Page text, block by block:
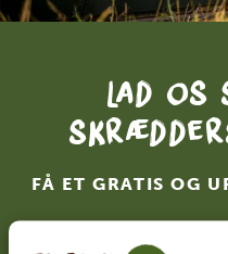
Lad os
FÅ ET GRATIS OG